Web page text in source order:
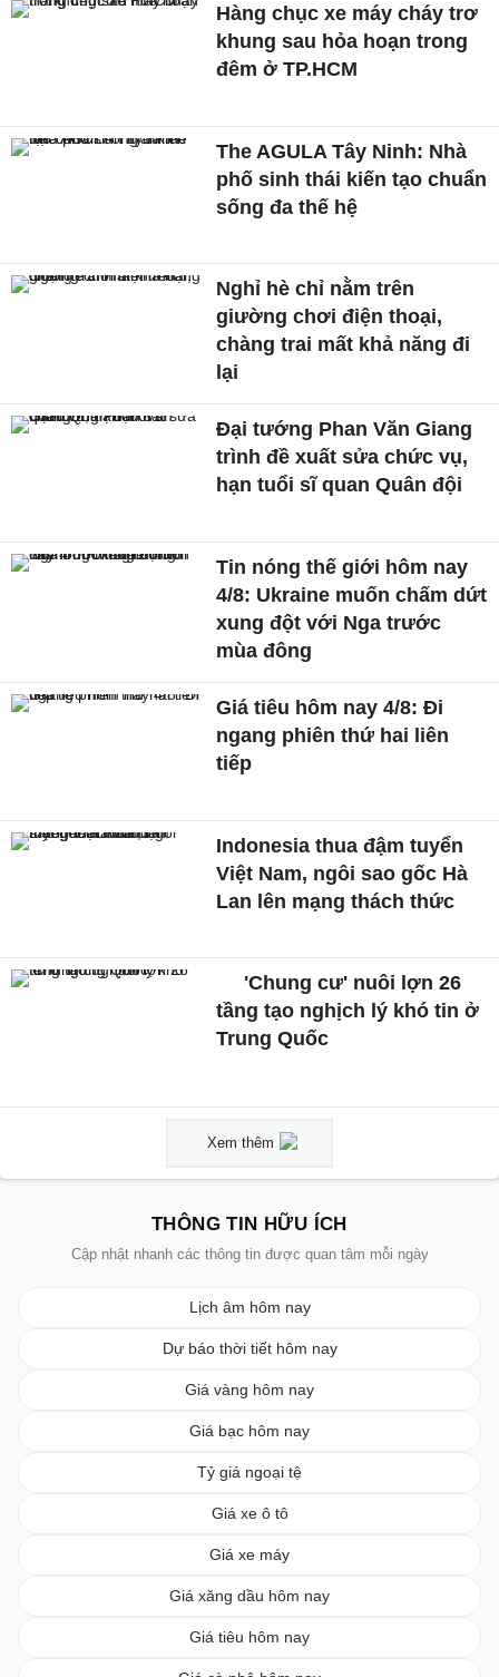
Hàng chục xe máy cháy trơ
khung sau hỏa hoạn trong
đêm ở TP.HCM
The AGULA Tây Ninh: Nhà
phố sinh thái kiến tạo chuẩn
sống đa thế hệ
Nghỉ hè chỉ nằm trên
giường chơi điện thoại,
chàng trai mất khả năng đi
lại
Đại tướng Phan Văn Giang
trình đề xuất sửa chức vụ,
hạn tuổi sĩ quan Quân đội
Tin nóng thế giới hôm nay
4/8: Ukraine muốn chấm dứt
xung đột với Nga trước
mùa đông
Giá tiêu hôm nay 4/8: Đi
ngang phiên thứ hai liên
tiếp
Indonesia thua đậm tuyển
Việt Nam, ngôi sao gốc Hà
Lan lên mạng thách thức
'Chung cư' nuôi lợn 26
tầng tạo nghịch lý khó tin ở
Trung Quốc
Xem thêm
THÔNG TIN HỮU ÍCH
Cập nhật nhanh các thông tin được quan tâm mỗi ngày
Lịch âm hôm nay
Dự báo thời tiết hôm nay
Giá vàng hôm nay
Giá bạc hôm nay
Tỷ giá ngoại tệ
Giá xe ô tô
Giá xe máy
Giá xăng dầu hôm nay
Giá tiêu hôm nay